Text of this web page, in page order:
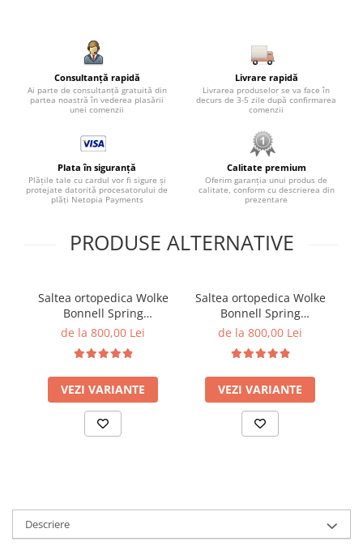
Consultanță rapidă
Ai parte de consultanță gratuită din
partea noastră în vederea plasării
unei comenzii
Livrare rapidă
Livrarea produselor se va face în
decurs de 3-5 zile după confirmarea
comenzii
Plata în siguranță
Plățile tale cu cardul vor fi sigure și
protejate datorită procesatorului de
plăți Netopia Payments
Calitate premium
Oferim garanția unui produs de
calitate, conform cu descrierea din
prezentare
PRODUSE ALTERNATIVE
Saltea ortopedica Wolke
Bonnell Spring
SuperFresh 160x200x20
individuale tip Bonnell
Spring, 3 cm spuma
poliuretanica, fermitate
moale
de la 800,00 Lei
VEZI VARIANTE
Saltea ortopedica Wolke
Bonnell Spring
SuperFresh 180x200x20
individuale tip Bonnell
Spring, 3 cm spuma
poliuretanica, fermitate
moale
de la 800,00 Lei
VEZI VARIANTE
Descriere